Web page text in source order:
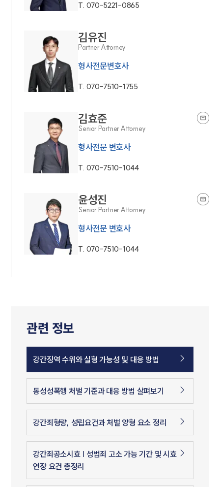
T. 070-5221-0865
김유진
Partner Attorney
형사전문변호사
T. 070-7510-1755
김효준
Senior Partner Attorney
형사전문 변호사
T. 070-7510-1044
윤성진
Senior Partner Attorney
형사전문 변호사
T. 070-7510-1044
관련 정보
강간징역 수위와 실형 가능성 및 대응 방법
동성성폭행 처벌 기준과 대응 방법 살펴보기
강간죄형량, 성립요건과 처벌 양형 요소 정리
강간죄공소시효 | 성범죄 고소 가능 기간 및 시효
연장 요건 총정리